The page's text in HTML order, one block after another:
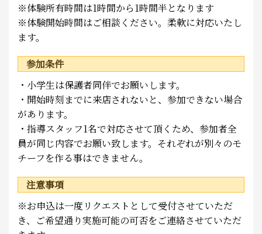
※体験所有時間は1時間から1時間半となります
※体験開始時間はご相談ください。柔軟に対応いたし
ます。
参加条件
・小学生は保護者同伴でお願いします。
・開始時刻までに来店されないと、参加できない場合
があります。
・指導スタッフ1名で対応させて頂くため、参加者全
員が同じ内容でお願い致します。それぞれが別々のモ
チーフを作る事はできません。
注意事項
※お申込は一度リクエストとして受付させていただ
き、ご希望通り実施可能の可否をご連絡させていただ